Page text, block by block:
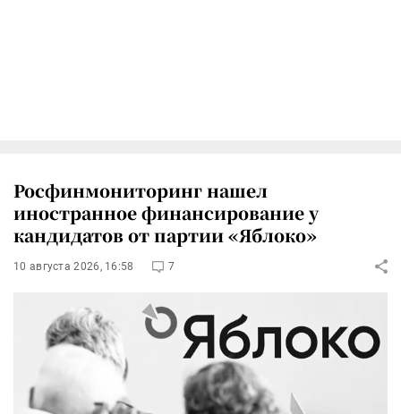
Росфинмониторинг нашел
иностранное финансирование у
кандидатов от партии «Яблоко»
10 августа 2026, 16:58 7